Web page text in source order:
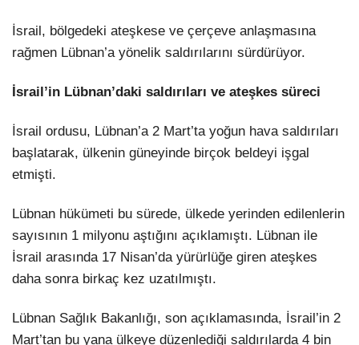
İsrail, bölgedeki ateşkese ve çerçeve anlaşmasına
rağmen Lübnan’a yönelik saldırılarını sürdürüyor.
İsrail’in Lübnan’daki saldırıları ve ateşkes süreci
İsrail ordusu, Lübnan’a 2 Mart’ta yoğun hava saldırıları
başlatarak, ülkenin güneyinde birçok beldeyi işgal
etmişti.
Lübnan hükümeti bu sürede, ülkede yerinden edilenlerin
sayısının 1 milyonu aştığını açıklamıştı. Lübnan ile
İsrail arasında 17 Nisan’da yürürlüğe giren ateşkes
daha sonra birkaç kez uzatılmıştı.
Lübnan Sağlık Bakanlığı, son açıklamasında, İsrail’in 2
Mart’tan bu yana ülkeye düzenlediği saldırılarda 4 bin